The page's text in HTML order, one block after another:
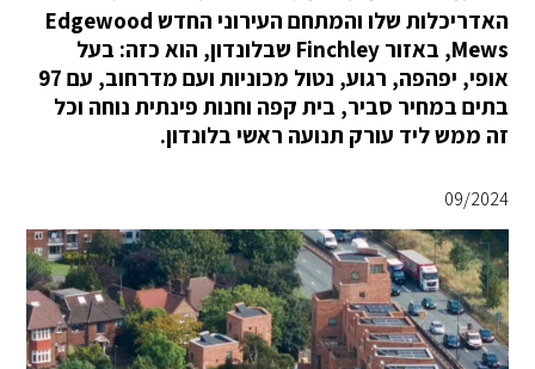
האדריכלות שלו והמתחם העירוני החדש Edgewood
Mews, באזור Finchley שבלונדון, הוא כזה: בעל
אופי, יפהפה, רגוע, נטול מכוניות ועם מדרחוב, עם 97
בתים במחיר סביר, בית קפה וחנות פינתית נוחה וכל
זה ממש ליד עורק תנועה ראשי בלונדון.
09/2024